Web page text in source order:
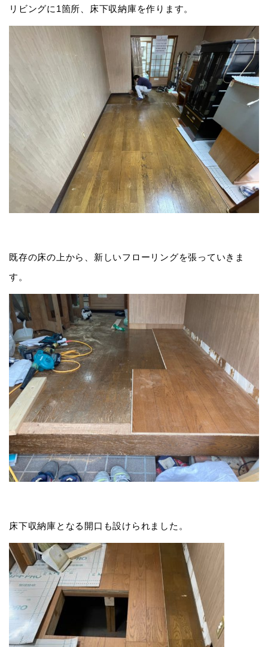
リビングに1箇所、床下収納庫を作ります。
既存の床の上から、新しいフローリングを張っていきま
す。
床下収納庫となる開口も設けられました。